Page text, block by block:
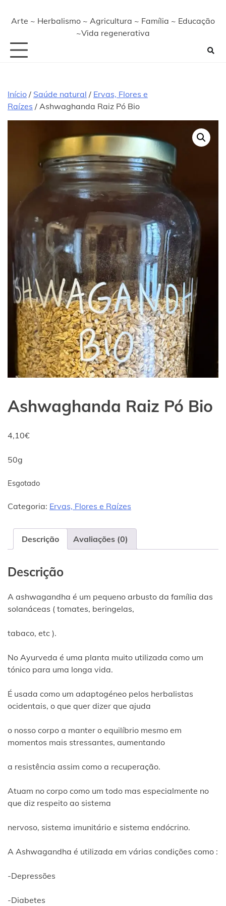
Arte ~ Herbalismo ~ Agricultura ~ Família ~ Educação
~Vida regenerativa
Início / Saúde natural / Ervas, Flores e
Raízes / Ashwaghanda Raiz Pó Bio
Ashwaghanda Raiz Pó Bio
4,10€
50g
Esgotado
Categoria: Ervas, Flores e Raízes
Descrição Avaliações (0)
Descrição
A ashwagandha é um pequeno arbusto da família das
solanáceas ( tomates, beringelas,
tabaco, etc ).
No Ayurveda é uma planta muito utilizada como um
tónico para uma longa vida.
É usada como um adaptogéneo pelos herbalistas
ocidentais, o que quer dizer que ajuda
o nosso corpo a manter o equilíbrio mesmo em
momentos mais stressantes, aumentando
a resistência assim como a recuperação.
Atuam no corpo como um todo mas especialmente no
que diz respeito ao sistema
nervoso, sistema imunitário e sistema endócrino.
A Ashwagandha é utilizada em várias condições como :
-Depressões
-Diabetes